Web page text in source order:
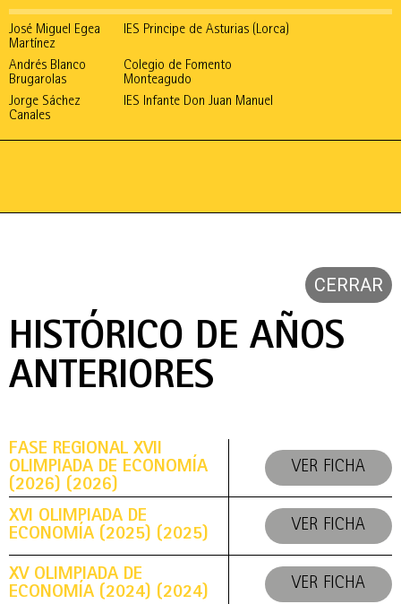
José Miguel Egea
Martínez
IES Principe de Asturias (Lorca)
Andrés Blanco
Brugarolas
Colegio de Fomento
Monteagudo
Jorge Sáchez
Canales
IES Infante Don Juan Manuel
CERRAR
HISTÓRICO DE AÑOS
ANTERIORES
FASE REGIONAL XVII
OLIMPIADA DE ECONOMÍA
(2026) (2026)
VER FICHA
XVI OLIMPIADA DE
ECONOMÍA (2025) (2025)
VER FICHA
XV OLIMPIADA DE
ECONOMÍA (2024) (2024)
VER FICHA